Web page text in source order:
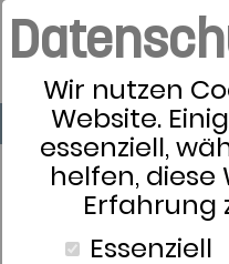
Wir nutzen
Website.
essenziell,
helfen, diese
Erfahrung
Essenziell